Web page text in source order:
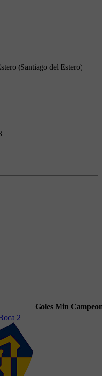
(Santiago del Estero)
Goles Min
2